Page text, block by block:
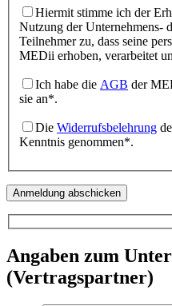
Hiermit stimme ich der
Nutzung der Unternehmens- daten zu. Außerdem stimmt der
Teilnehmer zu, dass seine
MEDii erhoben, verarbeitet
Ich habe die AGB der
sie an*.
Die Widerrufsbelehrung
Kenntnis genommen*.
Angaben zum
(Vertragspartner)